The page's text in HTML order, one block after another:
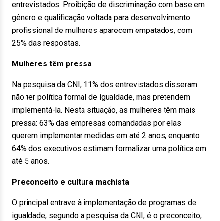
entrevistados. Proibição de discriminação com base em
gênero e qualificação voltada para desenvolvimento
profissional de mulheres aparecem empatados, com
25% das respostas.
Mulheres têm pressa
Na pesquisa da CNI, 11% dos entrevistados disseram
não ter política formal de igualdade, mas pretendem
implementá-la. Nesta situação, as mulheres têm mais
pressa: 63% das empresas comandadas por elas
querem implementar medidas em até 2 anos, enquanto
64% dos executivos estimam formalizar uma política em
até 5 anos.
Preconceito e cultura machista
O principal entrave à implementação de programas de
igualdade, segundo a pesquisa da CNI, é o preconceito,